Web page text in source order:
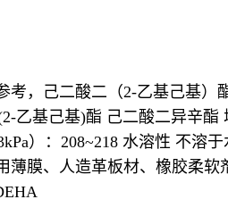
考，己二酸二（2-乙基己基）
基己基)酯 己二酸二异辛酯
）：208~218 水溶性 不
、人造革板材、橡胶柔软